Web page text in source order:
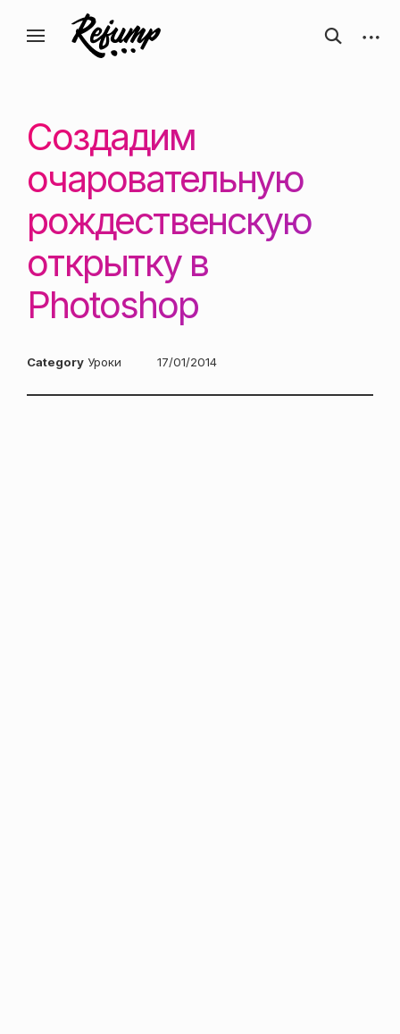
содержанию
Искусство, дизайн, вдохновение —
ReJump.ru
Блог о творчестве
открыть
форму
Создадим
очаровательную
рождественскую
открытку в
Photoshop
Category Уроки
Posted
17/01/2014